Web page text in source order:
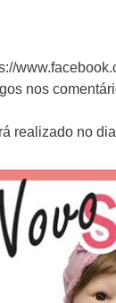
nos
realizado no